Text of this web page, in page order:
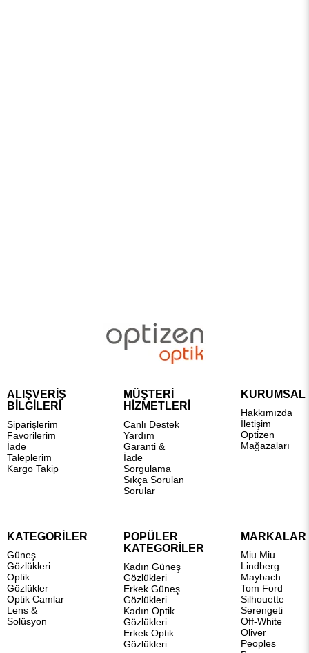
ALIŞVERİŞ
BİLGİLERİ
Siparişlerim
Favorilerim
İade
Taleplerim
Kargo Takip
MÜŞTERİ
HİZMETLERİ
Canlı Destek
Yardım
Garanti &
İade
Sorgulama
Sıkça Sorulan
Sorular
KURUMSAL
Hakkımızda
İletişim
Optizen
Mağazaları
KATEGORİLER
Güneş
Gözlükleri
Optik
Gözlükler
Optik Camlar
Lens &
Solüsyon
POPÜLER
KATEGORİLER
Kadın Güneş
Gözlükleri
Erkek Güneş
Gözlükleri
Kadın Optik
Gözlükleri
Erkek Optik
Gözlükleri
MARKALAR
Miu Miu
Lindberg
Maybach
Tom Ford
Silhouette
Serengeti
Off-White
Oliver
Peoples